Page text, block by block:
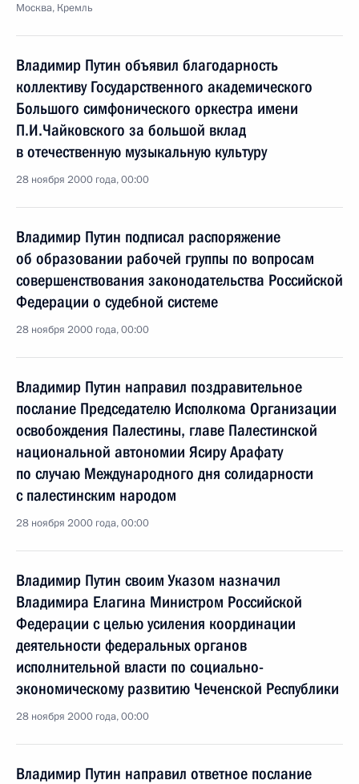
Москва, Кремль
Владимир Путин объявил благодарность
коллективу Государственного академического
Большого симфонического оркестра имени
П.И.Чайковского за большой вклад
в отечественную музыкальную культуру
28 ноября 2000 года, 00:00
Владимир Путин подписал распоряжение
об образовании рабочей группы по вопросам
совершенствования законодательства Российской
Федерации о судебной системе
28 ноября 2000 года, 00:00
Владимир Путин направил поздравительное
послание Председателю Исполкома Организации
освобождения Палестины, главе Палестинской
национальной автономии Ясиру Арафату
по случаю Международного дня солидарности
с палестинским народом
28 ноября 2000 года, 00:00
Владимир Путин своим Указом назначил
Владимира Елагина Министром Российской
Федерации с целью усиления координации
деятельности федеральных органов
исполнительной власти по социально-
экономическому развитию Чеченской Республики
28 ноября 2000 года, 00:00
Владимир Путин направил ответное послание